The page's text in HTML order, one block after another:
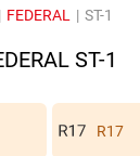
| FEDERAL | ST-1
ST-1
R17